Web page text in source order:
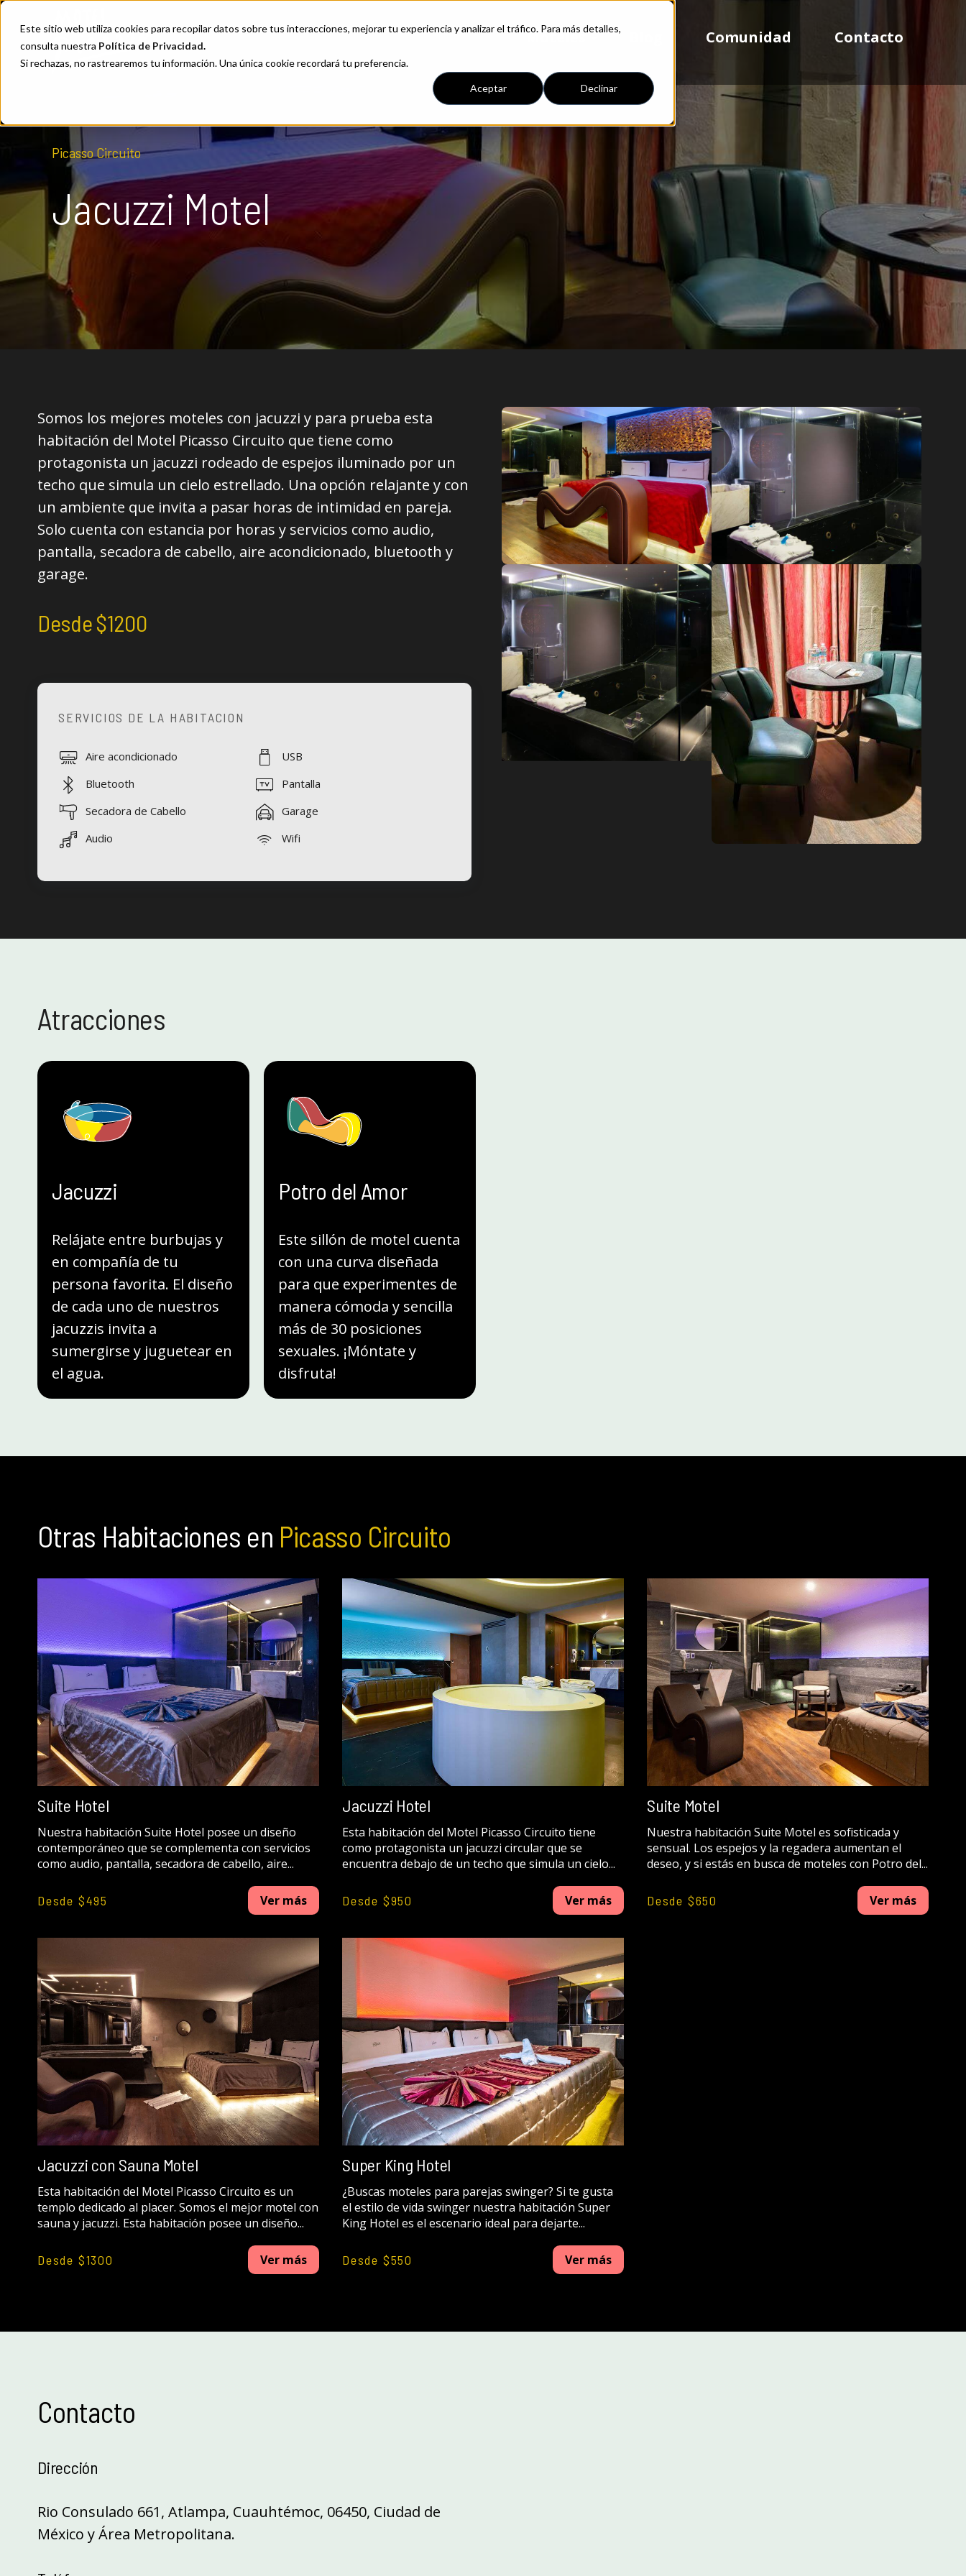
Este sitio web utiliza cookies para recopilar datos sobre tus interacciones, mejorar tu experiencia y analizar el tráfico. Para más detalles,
consulta nuestra Política de Privacidad.
Si rechazas, no rastrearemos tu información. Una única cookie recordará tu preferencia.
Aceptar Declinar
Moteles Comunidad Contacto
Picasso Circuito
Jacuzzi Motel
Somos los mejores moteles con jacuzzi y para prueba esta
habitación del Motel Picasso Circuito que tiene como
protagonista un jacuzzi rodeado de espejos iluminado por un
techo que simula un cielo estrellado. Una opción relajante y con
un ambiente que invita a pasar horas de intimidad en pareja.
Solo cuenta con estancia por horas y servicios como audio,
pantalla, secadora de cabello, aire acondicionado, bluetooth y
garage.
Desde $1200
SERVICIOS DE LA HABITACION
Aire acondicionado
USB
Bluetooth
Pantalla
Secadora de Cabello
Garage
Audio
Wifi
Atracciones
Jacuzzi
Relájate entre burbujas y
en compañía de tu
persona favorita. El diseño
de cada uno de nuestros
jacuzzis invita a
sumergirse y juguetear en
el agua.
Potro del Amor
Este sillón de motel cuenta
con una curva diseñada
para que experimentes de
manera cómoda y sencilla
más de 30 posiciones
sexuales. ¡Móntate y
disfruta!
Otras Habitaciones en Picasso Circuito
Suite Hotel
Nuestra habitación Suite Hotel posee un diseño
contemporáneo que se complementa con servicios
como audio, pantalla, secadora de cabello, aire...
Desde $495 Ver más
Jacuzzi Hotel
Esta habitación del Motel Picasso Circuito tiene
como protagonista un jacuzzi circular que se
encuentra debajo de un techo que simula un cielo...
Desde $950 Ver más
Suite Motel
Nuestra habitación Suite Motel es sofisticada y
sensual. Los espejos y la regadera aumentan el
deseo, y si estás en busca de moteles con Potro del...
Desde $650 Ver más
Jacuzzi con Sauna Motel
Esta habitación del Motel Picasso Circuito es un
templo dedicado al placer. Somos el mejor motel con
sauna y jacuzzi. Esta habitación posee un diseño...
Desde $1300 Ver más
Super King Hotel
¿Buscas moteles para parejas swinger? Si te gusta
el estilo de vida swinger nuestra habitación Super
King Hotel es el escenario ideal para dejarte...
Desde $550 Ver más
Contacto
Dirección
Rio Consulado 661, Atlampa, Cuauhtémoc, 06450, Ciudad de
México y Área Metropolitana.